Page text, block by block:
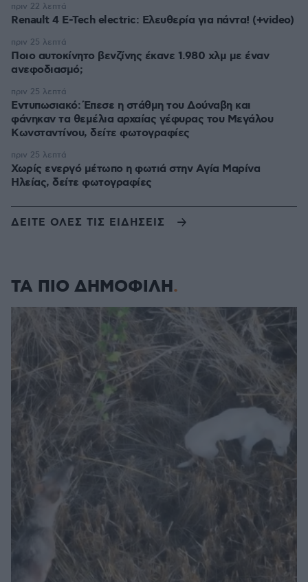
Renault 4 E-Tech electric: Ελευθερία για πάντα! (+video)
πριν 22 λεπτά
Ποιο αυτοκίνητο βενζίνης έκανε 1.980 χλμ με έναν
ανεφοδιασμό;
πριν 25 λεπτά
Εντυπωσιακό: Έπεσε η στάθμη του Δούναβη και
φάνηκαν τα θεμέλια αρχαίας γέφυρας του Μεγάλου
Κωνσταντίνου, δείτε φωτογραφίες
πριν 25 λεπτά
Χωρίς ενεργό μέτωπο η φωτιά στην Aγία Μαρίνα
Ηλείας, δείτε φωτογραφίες
πριν 25 λεπτά
ΔΕΙΤΕ ΟΛΕΣ ΤΙΣ ΕΙΔΗΣΕΙΣ
ΤΑ ΠΙΟ ΔΗΜΟΦΙΛΗ